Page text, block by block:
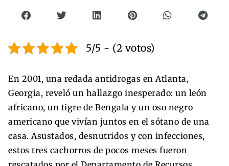
5/5 - (2 votos)
En 2001, una redada antidrogas en Atlanta,
Georgia, reveló un hallazgo inesperado: un león
africano, un tigre de Bengala y un oso negro
americano que vivían juntos en el sótano de una
casa. Asustados, desnutridos y con infecciones,
estos tres cachorros de pocos meses fueron